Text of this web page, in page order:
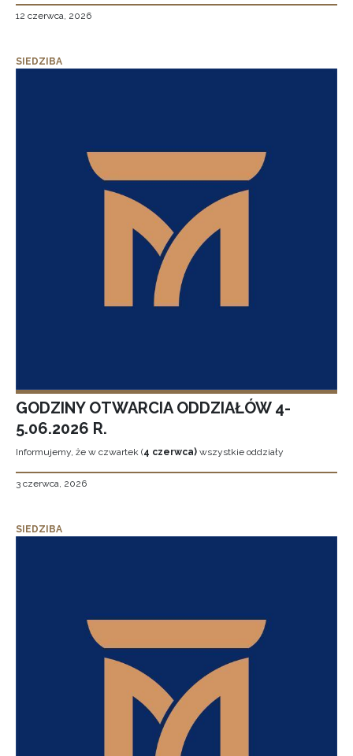
12 czerwca, 2026
SIEDZIBA
GODZINY OTWARCIA ODDZIAŁÓW 4-
5.06.2026 R.
Informujemy, że w czwartek (4 czerwca) wszystkie oddziały
3 czerwca, 2026
SIEDZIBA